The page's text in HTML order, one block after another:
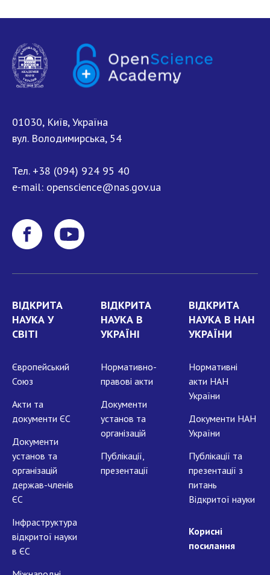
01030, Київ, Україна
вул. Володимирська, 54
Тел. +38 (094) 924 95 40
e-mail: openscience@nas.gov.ua
ВІДКРИТА
НАУКА У
СВІТІ
Європейський
Союз
Акти та
документи ЄС
Документи
установ та
організацій
держав-членів
ЄС
Інфраструктура
відкритої науки
в ЄС
ВІДКРИТА
НАУКА В
УКРАЇНІ
Нормативно-
правові акти
Документи
установ та
організацій
Публікації,
презентації
ВІДКРИТА
НАУКА В НАН
УКРАЇНИ
Нормативні
акти НАН
України
Документи НАН
України
Публікації та
презентації з
питань
Відкритої науки
Корисні
посилання